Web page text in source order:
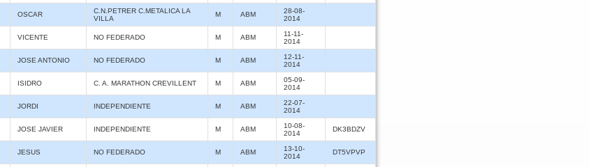
OSCAR
C.N.PETRER C.METALICA LA
VILLA
M ABM
28-08-
2014
VICENTE NO FEDERADO M ABM
11-11-
2014
JOSE ANTONIO NO FEDERADO M ABM
12-11-
2014
ISIDRO C. A. MARATHON CREVILLENT M ABM
05-09-
2014
JORDI INDEPENDIENTE M ABM
22-07-
2014
JOSE JAVIER INDEPENDIENTE M ABM
10-08-
2014
DK3BDZV
JESUS NO FEDERADO M ABM
13-10-
2014
DT5VPVP